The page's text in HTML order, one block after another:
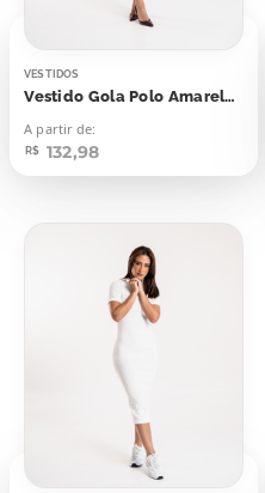
VESTIDOS
Vestido Gola Polo Amarelo Sunglow
A partir de:
R$ 132,98